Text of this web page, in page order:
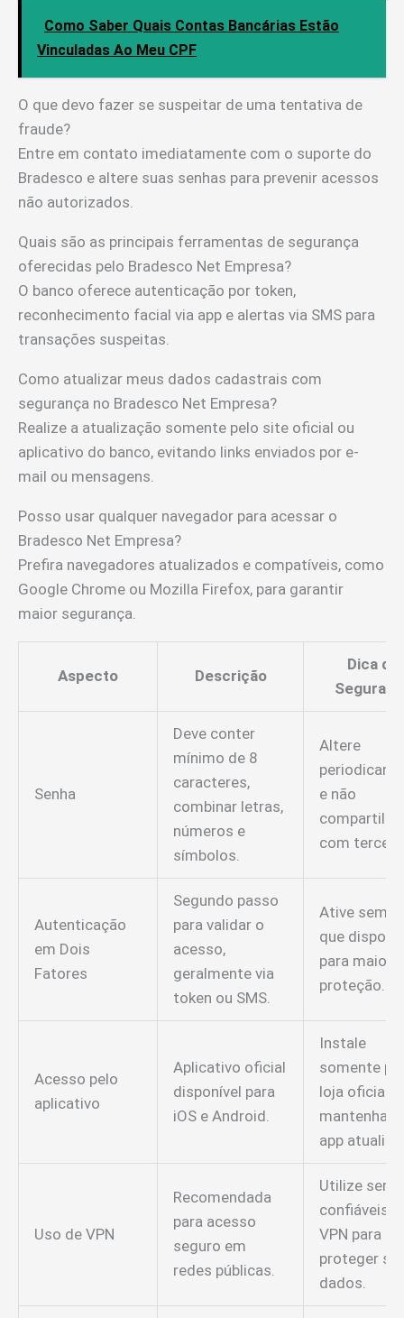
Como Saber Quais Contas Bancárias Estão
Vinculadas Ao Meu CPF
O que devo fazer se suspeitar de uma tentativa de
fraude?
Entre em contato imediatamente com o suporte do
Bradesco e altere suas senhas para prevenir acessos
não autorizados.
Quais são as principais ferramentas de segurança
oferecidas pelo Bradesco Net Empresa?
O banco oferece autenticação por token,
reconhecimento facial via app e alertas via SMS para
transações suspeitas.
Como atualizar meus dados cadastrais com
segurança no Bradesco Net Empresa?
Realize a atualização somente pelo site oficial ou
aplicativo do banco, evitando links enviados por e-
mail ou mensagens.
Posso usar qualquer navegador para acessar o
Bradesco Net Empresa?
Prefira navegadores atualizados e compatíveis, como
Google Chrome ou Mozilla Firefox, para garantir
maior segurança.
Aspecto Descrição
Dica de
Senha
Deve conter
mínimo de 8
caracteres,
combinar letras,
números e
símbolos.
Altere
e não
compartilhe
com
Autenticação
em Dois
Fatores
Segundo passo
para validar o
acesso,
geralmente via
token ou SMS.
Ative
que
para maior
proteção.
Acesso pelo
aplicativo
Aplicativo oficial
disponível para
iOS e Android.
Instale
somente
loja oficial e
mantenha o
app
Uso de VPN
Recomendada
para acesso
seguro em
redes públicas.
Utilize
confiáveis
VPN para
proteger
dados.